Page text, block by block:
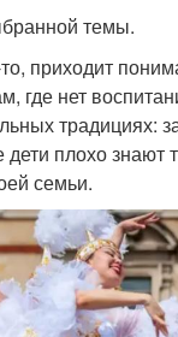
темы.
приходит
где нет
традициях:
плохо знают
семьи.